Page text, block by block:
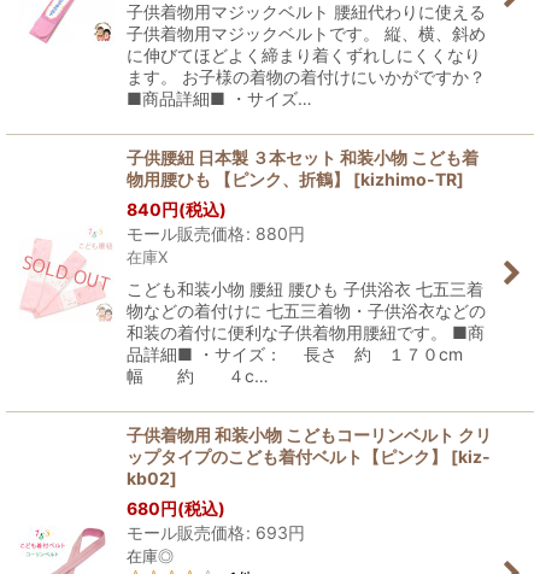
子供着物用マジックベルト 腰紐代わりに使える
子供着物用マジックベルトです。 縦、横、斜め
に伸びてほどよく締まり着くずれしにくくなり
ます。 お子様の着物の着付けにいかがですか？
■商品詳細■ ・サイズ…
子供腰紐 日本製 ３本セット 和装小物 こども着
物用腰ひも 【ピンク、折鶴】
[kizhimo-TR]
840円(税込)
モール販売価格: 880円
在庫X
こども和装小物 腰紐 腰ひも 子供浴衣 七五三着
物などの着付けに 七五三着物・子供浴衣などの
和装の着付に便利な子供着物用腰紐です。 ■商
品詳細■ ・サイズ： 長さ 約 １７０cm
幅 約 ４c…
子供着物用 和装小物 こどもコーリンベルト クリ
ップタイプのこども着付ベルト【ピンク】
[kiz-
kb02]
680円(税込)
モール販売価格: 693円
在庫◎